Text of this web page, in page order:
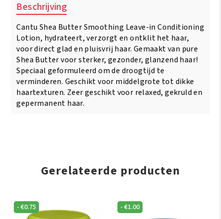
Leave
In
Conditioning
Lotion
284
gr
aantal
Beschrijving
Cantu Shea Butter Smoothing Leave-in Conditioning
Lotion, hydrateert, verzorgt en ontklit het haar,
voor direct glad en pluisvrij haar. Gemaakt van pure
Shea Butter voor sterker, gezonder, glanzend haar!
Speciaal geformuleerd om de droogtijd te
verminderen. Geschikt voor middelgrote tot dikke
haartexturen. Zeer geschikt voor relaxed, gekruld en
gepermanent haar.
Gerelateerde producten
-€0.75 -€1.00